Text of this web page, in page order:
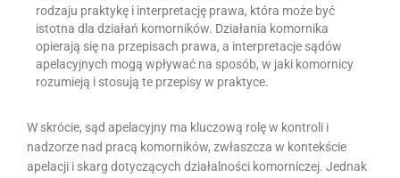
rodzaju praktykę i interpretację prawa, która może być
istotna dla działań komorników. Działania komornika
opierają się na przepisach prawa, a interpretacje sądów
apelacyjnych mogą wpływać na sposób, w jaki komornicy
rozumieją i stosują te przepisy w praktyce.
W skrócie, sąd apelacyjny ma kluczową rolę w kontroli i
nadzorze nad pracą komorników, zwłaszcza w kontekście
apelacji i skarg dotyczących działalności komorniczej. Jednak